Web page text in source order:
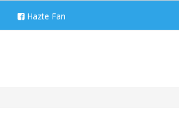
Hazte Fan